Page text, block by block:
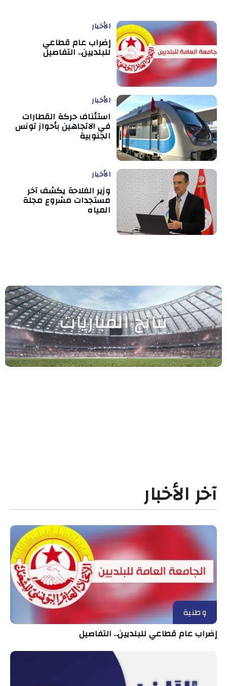
الأخبار
إضراب عام قطاعي
للبلديين.. التفاصيل
الأخبار
استئناف حركة القطارات
في الاتجاهين بأحواز تونس
الجنوبية
الأخبار
وزير الفلاحة يكشف آخر
مستجدات مشروع مجلة
المياه
نتائج المباريات
آخر الأخبار
وطنية
إضراب عام قطاعي للبلديين.. التفاصيل